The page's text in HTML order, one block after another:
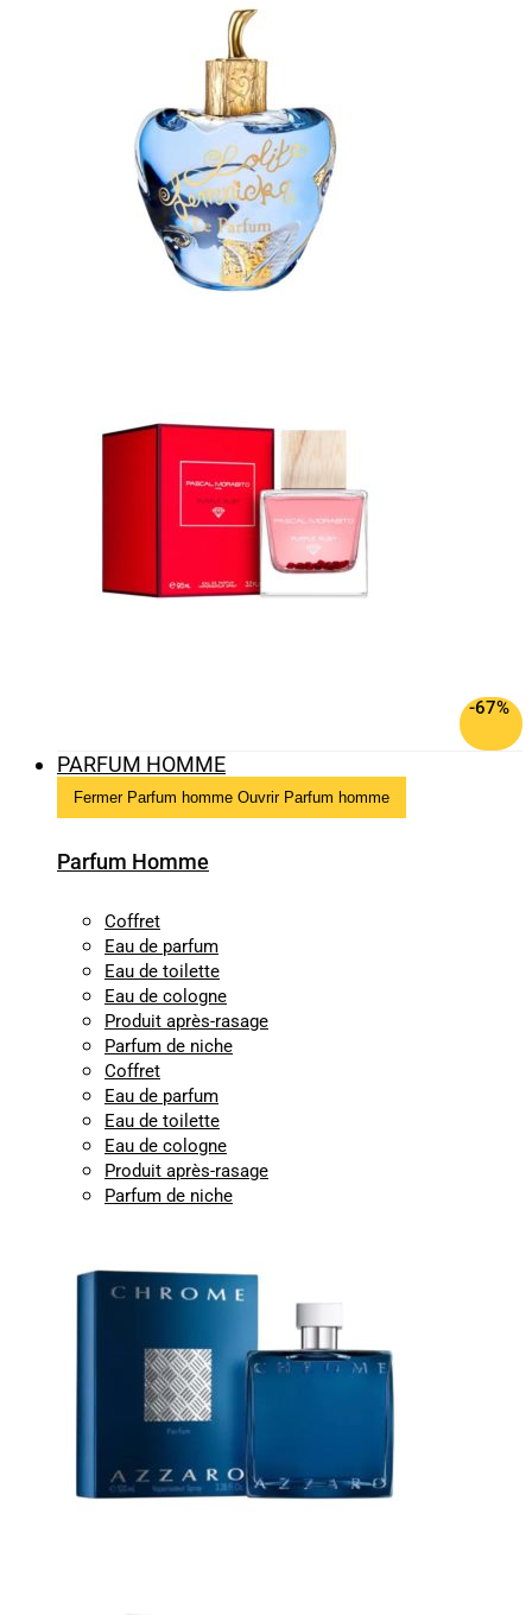
-67%
PARFUM HOMME
Fermer Parfum homme Ouvrir Parfum homme
Parfum Homme
Coffret
Eau de parfum
Eau de toilette
Eau de cologne
Produit après-rasage
Parfum de niche
Coffret
Eau de parfum
Eau de toilette
Eau de cologne
Produit après-rasage
Parfum de niche